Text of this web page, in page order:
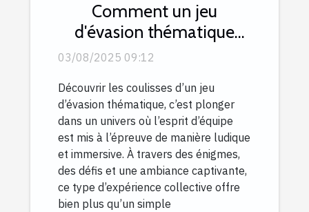
Comment un jeu
d'évasion thématique
peut renforcer l'esprit
03/08/2025 09:12
Découvrir les coulisses d’un jeu
d’évasion thématique, c’est plonger
dans un univers où l’esprit d’équipe
est mis à l’épreuve de manière ludique
et immersive. À travers des énigmes,
des défis et une ambiance captivante,
ce type d’expérience collective offre
bien plus qu’un simple